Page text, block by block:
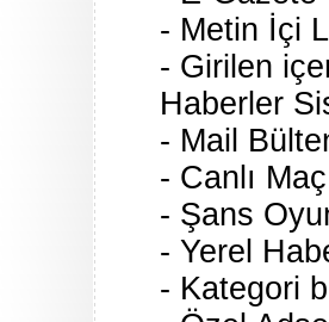
- Metin İçi
- Girilen
Haberler
- Mail
- Canlı
- Şans
- Yerel
- Kategori